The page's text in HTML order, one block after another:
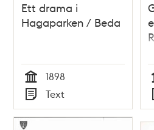
Ett drama i
Hagaparken / Beda
Tid
1898
Typ
Text